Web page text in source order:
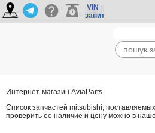
VIN
запит
Интернет-магазин AviaParts
Cписок запчастей mitsubishi,
проверить ее наличие и цену можно в